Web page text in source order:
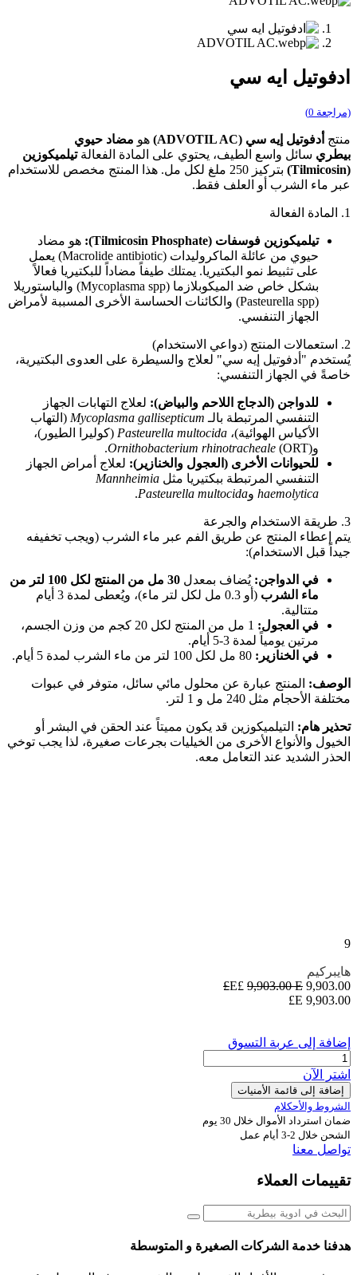
ادفوتيل ايه سي
(مراجعة 0)
منتج أدفوتيل إيه سي (ADVOTIL AC) هو مضاد حيوي
بيطري سائل واسع الطيف، يحتوي على المادة الفعالةتيلميكوزين
(Tilmicosin)
بتركيز 250 ملغ لكل مل. هذا المنتج مخصص للاستخدام
عبر ماء الشرب أو العلف فقط.
1. المادة الفعالة
تيلميكوزين فوسفات (Tilmicosin Phosphate):
هو مضاد
حيوي من عائلة الماكروليدات (Macrolide antibiotic) يعمل
على تثبيط نمو البكتيريا. يمتلك طيفاً مضاداً للبكتيريا فعالاً
بشكل خاص ضد الميكوبلازما (Mycoplasma spp) والباستوريلا
(Pasteurella spp) والكائنات الحساسة الأخرى المسببة لأمراض
الجهاز التنفسي.
2. استعمالات المنتج (دواعي الاستخدام)
يُستخدم "أدفوتيل إيه سي" لعلاج والسيطرة على العدوى البكتيرية،
خاصةً في الجهاز التنفسي:
للدواجن (الدجاج اللاحم والبياض): لعلاج التهابات الجهاز
التنفسي المرتبطة بالـ Mycoplasma gallisepticum (التهاب
الأكياس الهوائية)، Pasteurella multocida (كوليرا الطيور)،
و
Ornithobacterium rhinotracheale (ORT).
للحيوانات الأخرى (العجول والخنازير): لعلاج أمراض الجهاز
التنفسي المرتبطة ببكتيريا مثل Mannheimia
haemolytica وPasteurella multocida
.
3. طريقة الاستخدام والجرعة
يتم إعطاء المنتج عن طريق الفم عبر ماء الشرب (ويجب تخفيفه
جيداً قبل الاستخدام):
في الدواجن: يُضاف بمعدل
30 مل من المنتج لكل 100 لتر من
ماء الشرب
(أو 0.3 مل لكل لتر ماء)، ويُعطى لمدة 3 أيام
متتالية.
في العجول:
1 مل من المنتج لكل 20 كجم من وزن الجسم،
مرتين يومياً لمدة 3-5 أيام.
في الخنازير:
الوصف: المنتج عبارة عن محلول مائي سائل، متوفر في عبوات
مختلفة الأحجام مثل 240 مل و 1 لتر.
تحذير هام: التيلميكوزين قد يكون مميتاً عند الحقن في البشر أو
الخيول والأنواع الأخرى من الخيليات بجرعات صغيرة، لذا يجب توخي
الحذر الشديد عند التعامل معه.
9
هايبركيم
9,903.00
9,903.00E£
9,903.00
إضافة إلى عربة التسوق
اشترِ الآن
إضافة إلى قائمة الأمنيات
الشروط والأحكلام
ضمان استرداد الأموال خلال 30 يوم
الشحن خلال 2-3 أيام عمل
تواصل معنا
تقييمات العملاء
هدفنا خدمة الشركات الصغيرة و المتوسطة